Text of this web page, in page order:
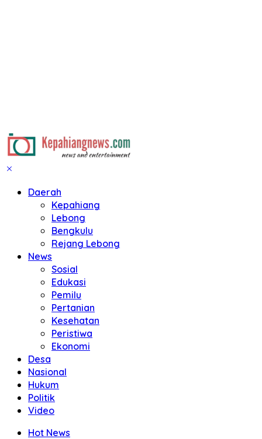
Daerah
Kepahiang
Lebong
Bengkulu
Rejang Lebong
News
Sosial
Edukasi
Pemilu
Pertanian
Kesehatan
Peristiwa
Ekonomi
Desa
Nasional
Hukum
Politik
Video
Hot News